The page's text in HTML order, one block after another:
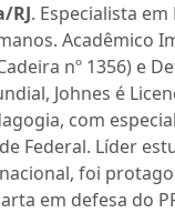
RJ. Especialista em
Acadêmico
nº 1356) e
Johnes é
com
Federal. Líder
foi
em defesa do